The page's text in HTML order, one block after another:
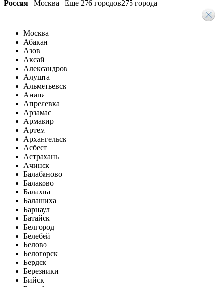
Россия | Москва | Еще 276 городов275 города
Москва
Абакан
Азов
Аксай
Александров
Алушта
Альметьевск
Анапа
Апрелевка
Арзамас
Армавир
Артем
Архангельск
Асбест
Астрахань
Ачинск
Балабаново
Балаково
Балахна
Балашиха
Барнаул
Батайск
Белгород
Белебей
Белово
Белогорск
Бердск
Березники
Бийск